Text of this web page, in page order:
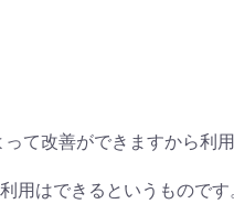
て改善ができますから利
用はできるというものです